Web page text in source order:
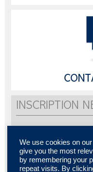
INSCRIPTION
Vous souhaitez être informé
Inscrivez-vous pour recevoir
We use cookies on
give you the most
by remembering your
repeat visits. By